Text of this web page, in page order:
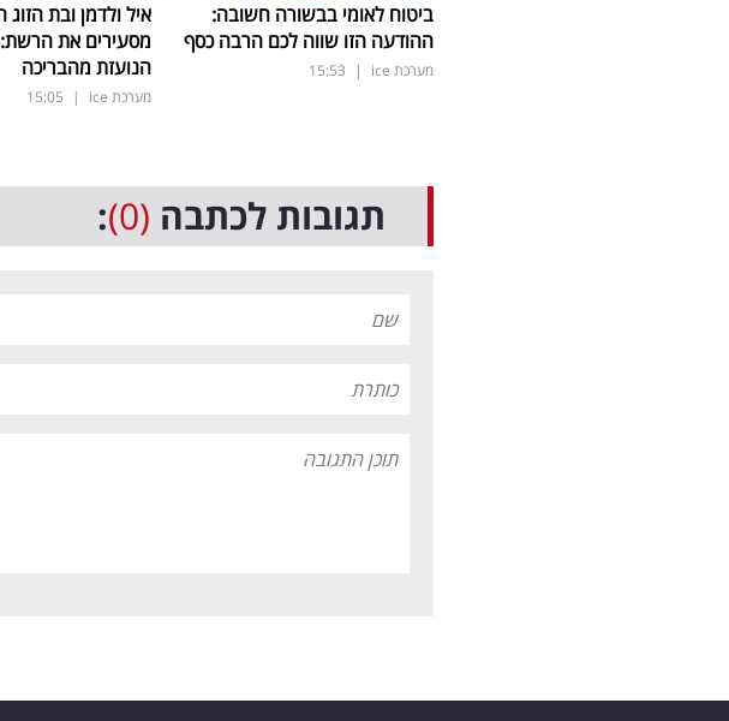
ביטוח לאומי בבשורה חשובה:
ההודעה הזו שווה לכם הרבה כסף
מערכת ice |
15:53
איל ולדמן ובת
מסעירים את
הנועזת מהבריכה
מערכת ice |
15:05
תגובות לכתבה (0)
: